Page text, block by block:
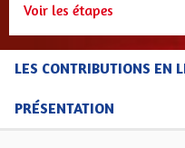
Voir les étapes
LES CONTRIBUTIONS EN
PRÉSENTATION